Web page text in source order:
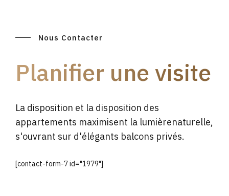
Nous Contacter
Planifier une visite
La disposition et la disposition des
appartements maximisent la lumièrenaturelle,
s'ouvrant sur d'élégants balcons privés.
[contact-form-7 id="1979"]